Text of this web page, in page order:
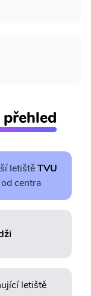
letištěTVU
od centra
letiště